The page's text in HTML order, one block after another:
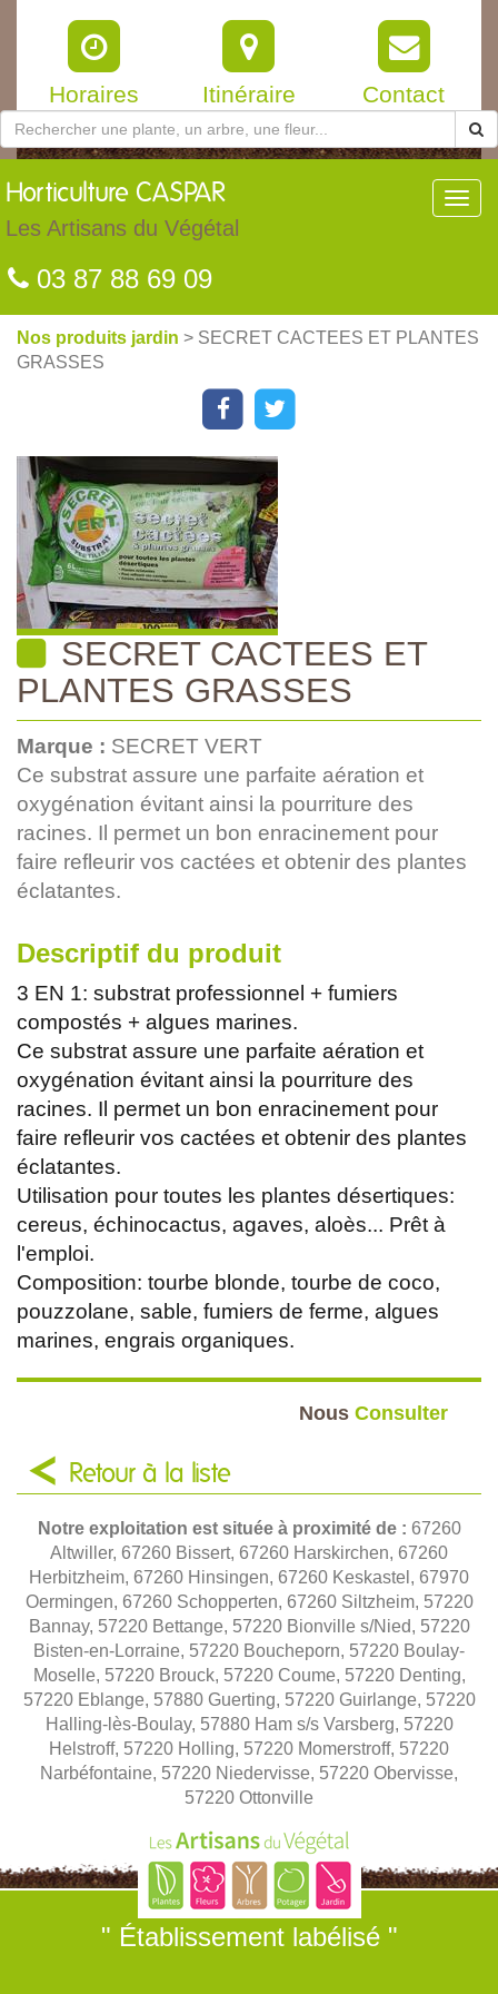
Horaires Itinéraire Contact
Horticulture CASPAR
Les Artisans du Végétal
03 87 88 69 09
Nos produits jardin > SECRET CACTEES ET PLANTES
GRASSES
SECRET CACTEES ET
PLANTES GRASSES
Marque : SECRET VERT
Ce substrat assure une parfaite aération et
oxygénation évitant ainsi la pourriture des
racines. Il permet un bon enracinement pour
faire refleurir vos cactées et obtenir des plantes
éclatantes.
Descriptif du produit
3 EN 1: substrat professionnel + fumiers
compostés + algues marines.
Ce substrat assure une parfaite aération et
oxygénation évitant ainsi la pourriture des
racines. Il permet un bon enracinement pour
faire refleurir vos cactées et obtenir des plantes
éclatantes.
Utilisation pour toutes les plantes désertiques:
cereus, échinocactus, agaves, aloès... Prêt à
l'emploi.
Composition: tourbe blonde, tourbe de coco,
pouzzolane, sable, fumiers de ferme, algues
marines, engrais organiques.
Nous Consulter
Retour à la liste
Notre exploitation est située à proximité de : 67260
Altwiller, 67260 Bissert, 67260 Harskirchen, 67260
Herbitzheim, 67260 Hinsingen, 67260 Keskastel, 67970
Oermingen, 67260 Schopperten, 67260 Siltzheim, 57220
Bannay, 57220 Bettange, 57220 Bionville s/Nied, 57220
Bisten-en-Lorraine, 57220 Boucheporn, 57220 Boulay-
Moselle, 57220 Brouck, 57220 Coume, 57220 Denting,
57220 Eblange, 57880 Guerting, 57220 Guirlange, 57220
Halling-lès-Boulay, 57880 Ham s/s Varsberg, 57220
Helstroff, 57220 Holling, 57220 Momerstroff, 57220
Narbéfontaine, 57220 Niedervisse, 57220 Obervisse,
57220 Ottonville
" Établissement labélisé "